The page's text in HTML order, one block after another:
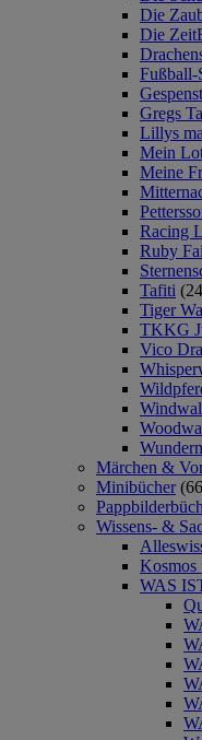
Die
Die
Fußball-
Gregs
Lillys
Mein
Meine
Racing
Ruby
Tafiti
Tiger
TKKG
Vico
Märchen &
Minibücher
Wissens- &
Kosmos
WAS